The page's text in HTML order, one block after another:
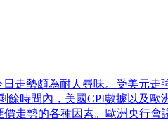
走勢頗為耐人尋味。受美元走
時間內，美國CPI數據以及
走勢的各種因素。歐洲央行